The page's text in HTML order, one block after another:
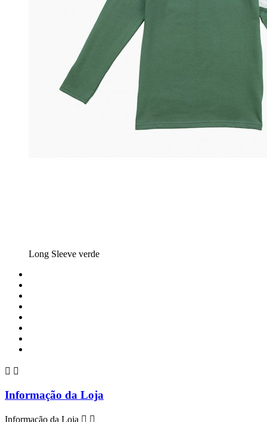
Long Sleeve verde
 
Informação da Loja
Informação da Loja  